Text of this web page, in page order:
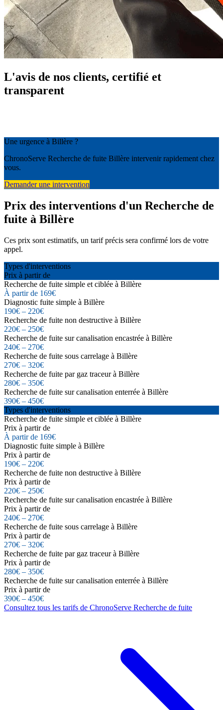
L'avis de nos clients, certifié et
transparent
Une urgence à Billère ?
ChronoServe Recherche de fuite Billère intervenir rapidement chez
vous.
Demander une intervention
Prix des interventions d'un Recherche de
fuite à Billère
Ces prix sont estimatifs, un tarif précis sera confirmé lors de votre
appel.
Types d'interventions
Prix à partir de
Recherche de fuite simple et ciblée à Billère
À partir de 169€
Diagnostic fuite simple à Billère
190€ – 220€
Recherche de fuite non destructive à Billère
220€ – 250€
Recherche de fuite sur canalisation encastrée à Billère
240€ – 270€
Recherche de fuite sous carrelage à Billère
270€ – 320€
Recherche de fuite par gaz traceur à Billère
280€ – 350€
Recherche de fuite sur canalisation enterrée à Billère
390€ – 450€
Types d'interventions
Recherche de fuite simple et ciblée à Billère
Prix à partir de
À partir de 169€
Diagnostic fuite simple à Billère
Prix à partir de
190€ – 220€
Recherche de fuite non destructive à Billère
Prix à partir de
220€ – 250€
Recherche de fuite sur canalisation encastrée à Billère
Prix à partir de
240€ – 270€
Recherche de fuite sous carrelage à Billère
Prix à partir de
270€ – 320€
Recherche de fuite par gaz traceur à Billère
Prix à partir de
280€ – 350€
Recherche de fuite sur canalisation enterrée à Billère
Prix à partir de
390€ – 450€
Consultez tous les tarifs de ChronoServe Recherche de fuite